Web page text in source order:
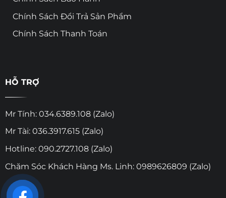
Chính Sách Đổi Trả Sản Phẩm
Chính Sách Thanh Toán
HỖ TRỢ
Mr Tính: 034.6389.108 (Zalo)
Mr Tài: 036.3917.615 (Zalo)
Hotline: 090.2727.108 (Zalo)
Chăm Sóc Khách Hàng Ms. Linh: 0989626809 (Zalo)